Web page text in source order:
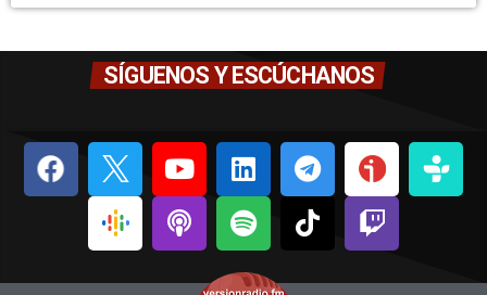
SÍGUENOS Y ESCÚCHANOS